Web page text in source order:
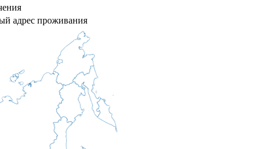
адрес проживания